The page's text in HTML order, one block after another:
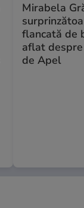
Mirabela
flancată de
aflat
de Apel